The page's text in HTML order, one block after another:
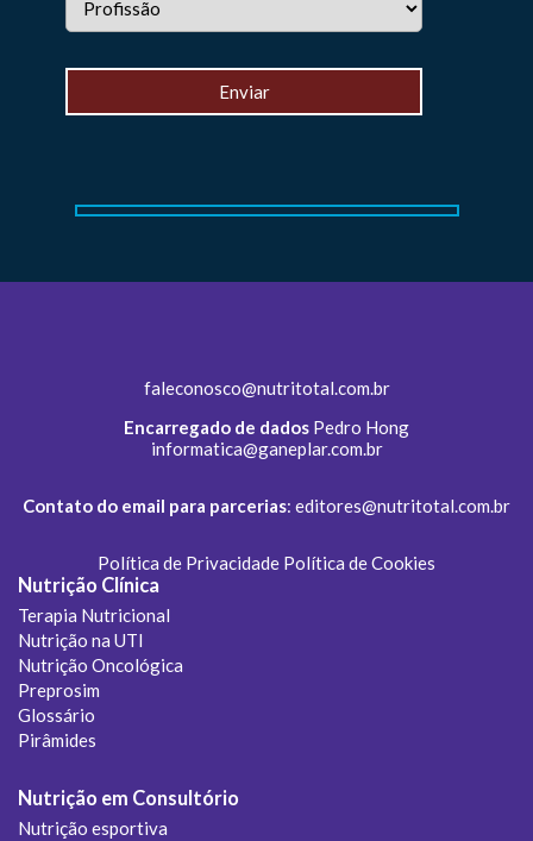
faleconosco@nutritotal.com.br
Encarregado de dados Pedro Hong
informatica@ganeplar.com.br
Contato do email para parcerias: editores@nutritotal.com.br
Política de Privacidade Política de Cookies
Nutrição Clínica
Terapia Nutricional
Nutrição na UTI
Nutrição Oncológica
Preprosim
Glossário
Pirâmides
Nutrição em Consultório
Nutrição esportiva